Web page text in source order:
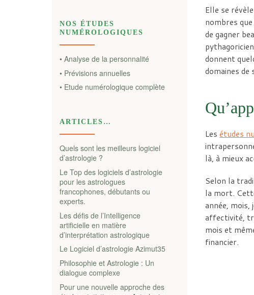
Elle se
nombres
de gagner
donnent
domaines
Lesétudes
là, à mieux
Selon la
la mort.
année,
affectivité,
mois et
financier.
NOS ÉTUDES
NUMÉROLOGIQUES
• Analyse de la personnalité
• Prévisions annuelles
• Etude numérologique complète
ARTICLES…
Quels sont les meilleurs logiciel
d’astrologie ?
Le Top des logiciels d’astrologie
pour les astrologues
francophones, débutants ou
experts.
Les défis de l’Intelligence
artificielle en matière
d’interprétation astrologique
Le Logiciel d’astrologie Azimut35
Philosophie et Astrologie : Un
dialogue complexe
Pour une nouvelle approche des